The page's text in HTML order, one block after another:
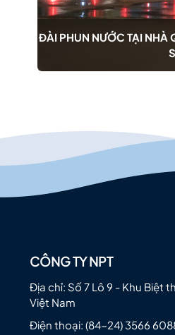
ĐÀI PHUN NƯỚC TẠI NHÀ
CÔNG TY NPT
Địa chỉ: Số 7 Lô 9 - Khu Biệt
Việt Nam
Điện thoại: (84-24) 3566